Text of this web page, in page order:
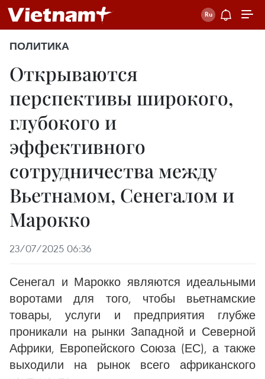
ПОЛИТИКА
Открываются
перспективы широкого,
глубокого и
эффективного
сотрудничества между
Вьетнамом, Сенегалом и
Марокко
23/07/2025 06:36
Сенегал и Марокко являются идеальными
воротами для того, чтобы вьетнамские
товары, услуги и предприятия глубже
проникали на рынки Западной и Северной
Африки, Европейского Союза (ЕС), а также
выходили на рынок всего африканского